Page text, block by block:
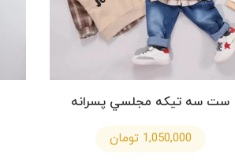
ست سه تيكه مجلسي پسرانه
1,050,000 تومان